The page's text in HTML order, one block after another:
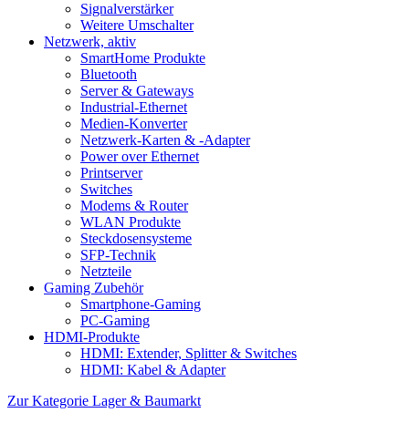
Signalverstärker
Weitere Umschalter
Netzwerk, aktiv
SmartHome Produkte
Bluetooth
Server & Gateways
Industrial-Ethernet
Medien-Konverter
Netzwerk-Karten & -Adapter
Power over Ethernet
Printserver
Switches
Modems & Router
WLAN Produkte
Steckdosensysteme
SFP-Technik
Netzteile
Gaming Zubehör
Smartphone-Gaming
PC-Gaming
HDMI-Produkte
HDMI: Extender, Splitter & Switches
HDMI: Kabel & Adapter
Zur Kategorie Lager & Baumarkt